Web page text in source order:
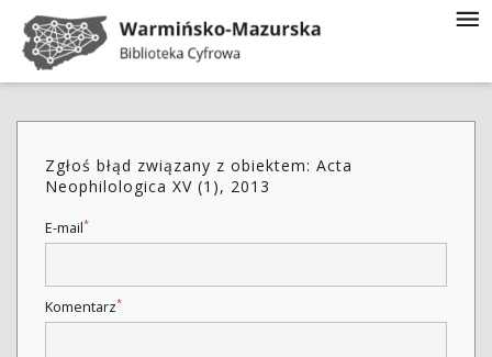
Zgłoś błąd związany z obiektem: Acta
Neophilologica XV (1), 2013
E-mail*
Komentarz*